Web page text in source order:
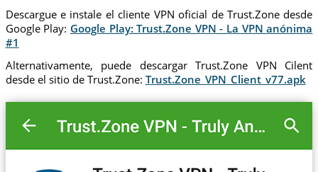
Descargue e instale el cliente VPN oficial de Trust.Zone desde
Google Play: Google Play: Trust.Zone VPN - La VPN anónima
#1
Alternativamente, puede descargar Trust.Zone VPN Cilent
desde el sitio de Trust.Zone: Trust.Zone_VPN_Client_v77.apk